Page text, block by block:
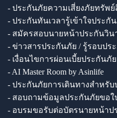
- ประกันภัยความเสี่ยงภัยทรัพ
- ประกันทันเวลารู้เข้าใจประกั
- สมัครสอบนายหน้าประกันวิน
- ข่าวสารประกันภัย / รู้รอบปร
- เงื่อนไขการผ่อนเบี้ยประกันภัย
- AI Master Room by Asinlife
- ประกันภัยการเดินทางสำหรั
- สอบถามข้อมูลประกันภัยขอใ
- อบรมขอรับต่อบัตรนายหน้าป